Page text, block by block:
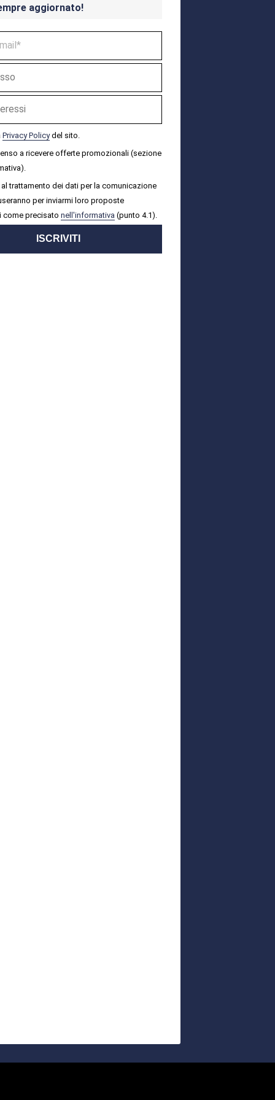
aggiornato!
Privacy Policydel sito.
a ricevere offerte promozionali (sezione
trattamento dei dati per la comunicazione
per inviarmi loro proposte
come precisato nell'informativa (punto 4.1).
ISCRIVITI